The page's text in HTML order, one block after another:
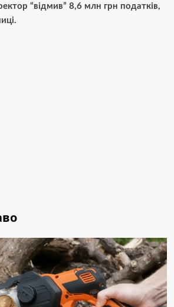
“відмив” 8,6 млн грн податків,